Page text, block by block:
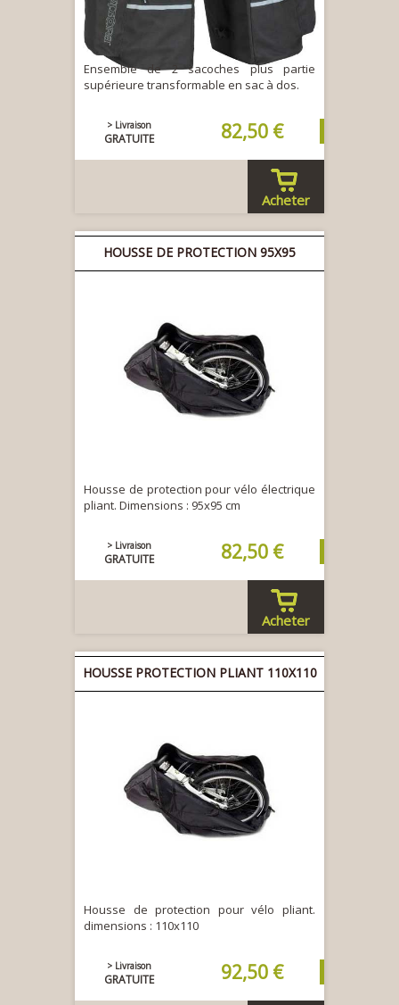
Ensemble de 2 sacoches plus partie
supérieure transformable en sac à dos.
> Livraison
GRATUITE 82,50 €
Acheter
HOUSSE DE PROTECTION 95X95
Housse de protection pour vélo électrique
pliant. Dimensions : 95x95 cm
> Livraison
GRATUITE 82,50 €
Acheter
HOUSSE PROTECTION PLIANT 110X110
Housse de protection pour vélo pliant.
dimensions : 110x110
> Livraison
GRATUITE 92,50 €